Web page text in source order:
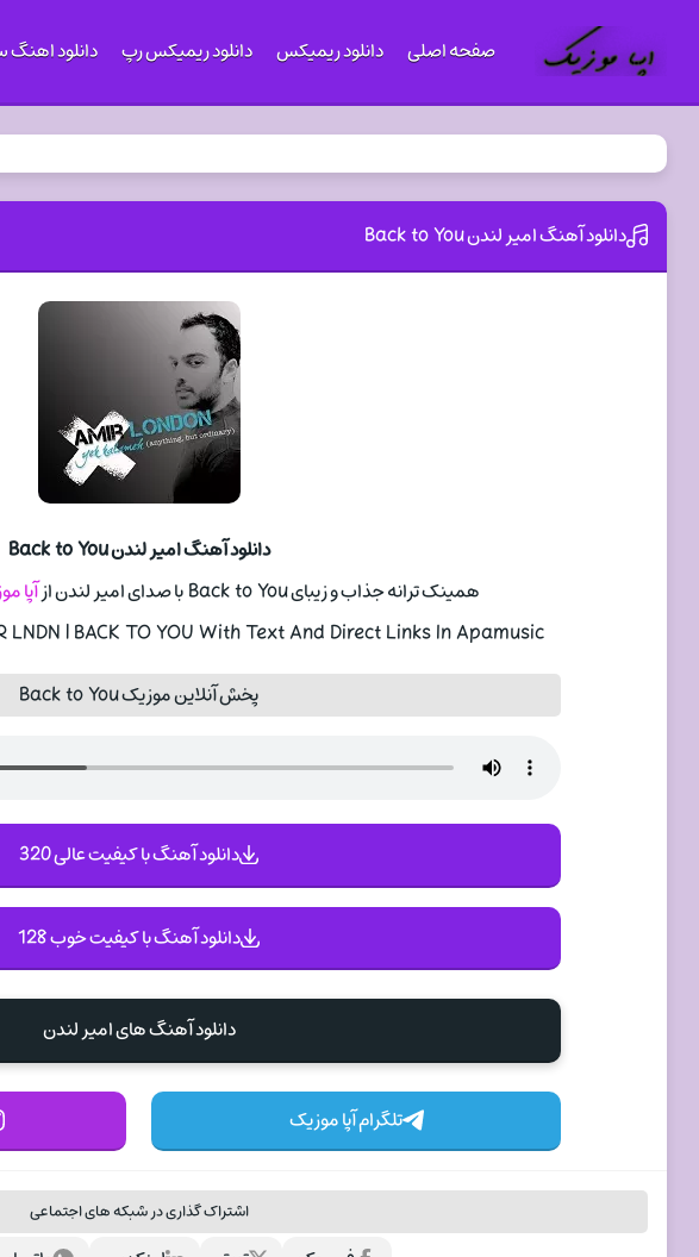
صفحه اصلی دانلود ریمیکس دانلود ریمیکس رپ دانلود
دانلود آهنگ امیر لندن Back to You
دانلود آهنگ امیر لندن Back to You
همینک ترانه جذاب و زیبای Back to You با صدای امیر لندن از
آپا
LNDN | BACK TO YOU With Text And Direct Links In Apamusic
پخش آنلاین موزیک Back to You
دانلود آهنگ با کیفیت عالی 320
دانلود آهنگ با کیفیت خوب 128
دانلود آهنگ های امیر لندن
تلگرام آپا موزیک
اشتراک گذاری در شبکه های اجتماعی